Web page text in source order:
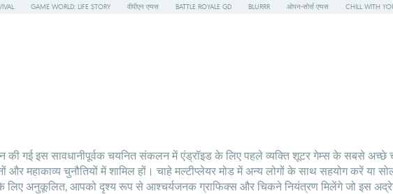
GAME WORLD: LIFE STORY वीपीएन एप्पस BATTLE ROYALE GD BLURRR ओपन-सोर्स एप्पस CHILL WITH
की गई इस सावधानीपूर्वक चयनित संकलन में एंड्रॉइड के लिए पहले व्यक्ति शूटर गेम्स के सबसे
महाकाव्य चुनौतियों में शामिल हों। चाहे मल्टीप्लेयर मोड में अन्य लोगों के साथ सहयोग करें या
के लिए अनुकूलित, आपको दृश्य रूप से आश्चर्यजनक ग्राफिक्स और चिकने नियंत्रण मिलेंगे जो इस